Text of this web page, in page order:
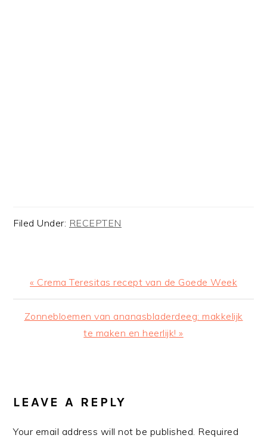
Filed Under: RECEPTEN
Previous
Post:
« Crema Teresitas recept van de Goede Week
Next
Zonnebloemen van ananasbladerdeeg: makkelijk
te maken en heerlijk! »
INTERACTIONS
LEAVE A REPLY
Your email address will not be published. Required